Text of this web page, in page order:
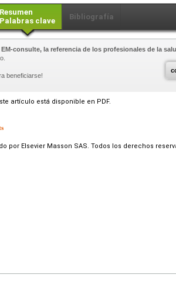
Resumen
Palabras clave
Bibliografía
consulte, la referencia de los profesionales de la
beneficiarse!
artículo está disponible en PDF.
por Elsevier Masson SAS. Todos los derechos